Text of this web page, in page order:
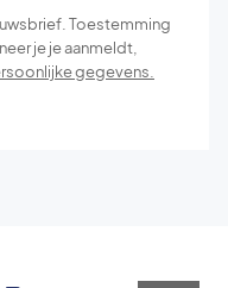
Toestemming
je je aanmeldt,
gegevens.